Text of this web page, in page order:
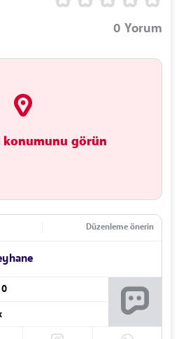
0 Yorum
konumunu görün
Düzenleme önerin